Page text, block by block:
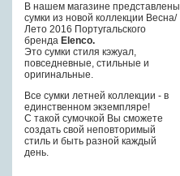
В нашем магазине представлены
сумки из новой коллекции Весна/
Лето 2016 Португальского
бренда Elenco.
Это сумки стиля кэжуал,
повседневные, стильные и
оригинальные.
Все сумки летней коллекции - в
единственном экземпляре!
С такой сумочкой Вы сможете
создать свой неповторимый
стиль и быть разной каждый
день.